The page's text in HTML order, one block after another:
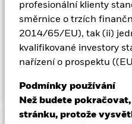
profesionální klienty
směrnice o trzích
2014/65/EU), tak (ii)
kvalifikované investory
nařízení o prospektu
Podmínky používání
Než budete
stránku, protože
INVESTIČNÍ CÍL
Cílem fondu je dosáhnout
prostřednictvím kombinace
z aktiv fondu, který odráží
MSCI December 2028